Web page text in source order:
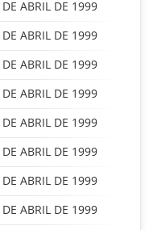
ABRIL DE 1999
ABRIL DE 1999
ABRIL DE 1999
ABRIL DE 1999
ABRIL DE 1999
ABRIL DE 1999
ABRIL DE 1999
ABRIL DE 1999